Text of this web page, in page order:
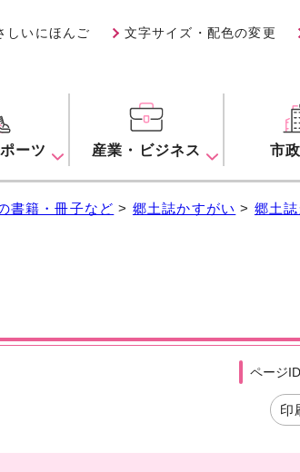
しいにほんご 文字サイズ・配色の変更
ーツ 産業・ビジネス 市
書籍・冊子など > 郷土誌かすがい > 郷土
ページ
印